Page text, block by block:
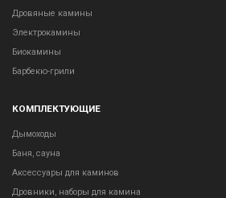
Дровяные камины
Электрокамины
Биокамины
Барбекю-грили
КОМПЛЕКТУЮЩИЕ
Дымоходы
Баня, сауна
Аксессуары для каминов
Дровники, наборы для камина